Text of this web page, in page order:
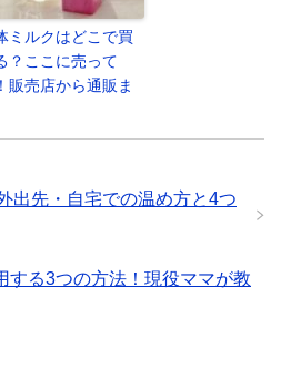
ミルクはどこで買
？ここに売って
販売店から通販ま
出先・自宅での温め方と4つ
する3つの方法！現役ママが教